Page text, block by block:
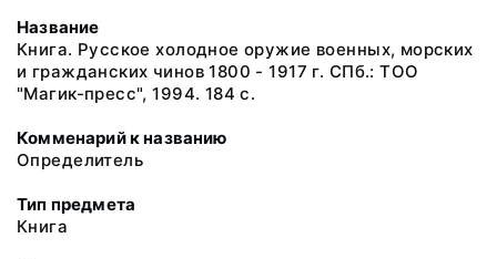
Название
Книга. Русское холодное оружие военных, морских
и гражданских чинов 1800 - 1917 г. СПб.: ТОО
"Магик-пресс", 1994. 184 с.
Комменарий к названию
Определитель
Тип предмета
Книга